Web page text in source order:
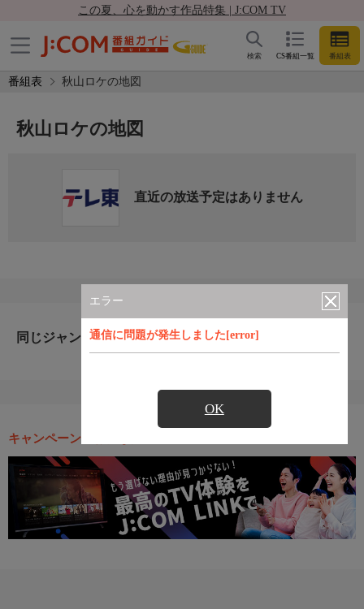
この夏、心を動かす作品特集 | J:COM TV
CS番組一覧 番組表
検索
番組表 秋山ロケの地図
エラー
通信に問題が発生しました[error]
OK
秋山ロケの地図
直近の放送予定はありません
同じジャンルのおすすめ番組
キャンペーン・お得な情報